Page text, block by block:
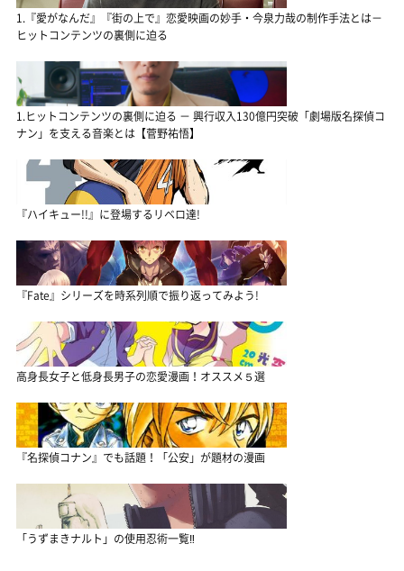
1.『愛がなんだ』『街の上で』恋愛映画の妙手・今泉力哉の制作手法とは－
ヒットコンテンツの裏側に迫る
1.ヒットコンテンツの裏側に迫る － 興行収入130億円突破「劇場版名探偵コ
ナン」を支える音楽とは【菅野祐悟】
『ハイキュー!!』に登場するリベロ達!
『Fate』シリーズを時系列順で振り返ってみよう!
高身長女子と低身長男子の恋愛漫画！オススメ５選
『名探偵コナン』でも話題！「公安」が題材の漫画
「うずまきナルト」の使用忍術一覧‼